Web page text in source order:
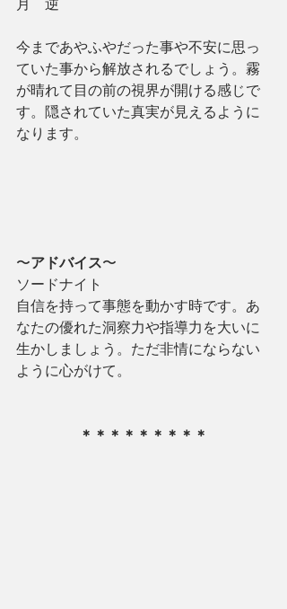
今まであやふやだった事や不安に思っ
ていた事から解放されるでしょう。霧
が晴れて目の前の視界が開ける感じで
す。隠されていた真実が見えるように
なります。
〜アドバイス〜
ソードナイト
自信を持って事態を動かす時です。あ
なたの優れた洞察力や指導力を大いに
生かしましょう。ただ非情にならない
ように心がけて。
＊＊＊＊＊＊＊＊＊